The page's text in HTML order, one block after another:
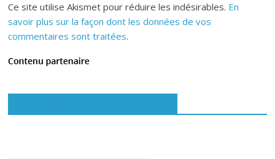
Ce site utilise Akismet pour réduire les indésirables. En
savoir plus sur la façon dont les données de vos
commentaires sont traitées.